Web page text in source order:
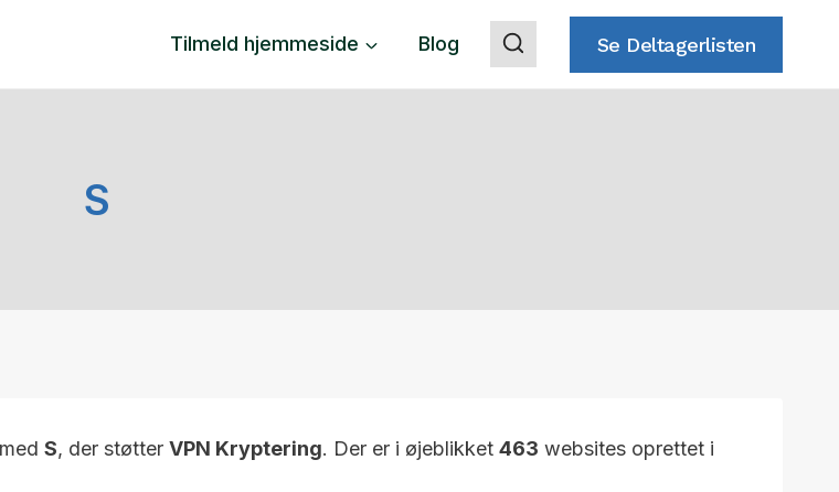
Tilmeld hjemmeside Blog Se Deltagerlisten
S
S, der støtter VPN Kryptering. Der er i øjeblikket 463 websites oprettet i